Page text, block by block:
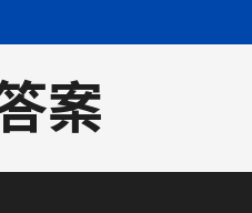
案